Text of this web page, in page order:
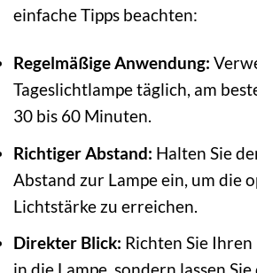
einfache Tipps beachten:
Regelmäßige Anwendung:
Tageslichtlampe täglich, am
30 bis 60 Minuten.
Richtiger Abstand: Halten Sie
Abstand zur Lampe ein, um die
Lichtstärke zu erreichen.
Direkter Blick: Richten Sie